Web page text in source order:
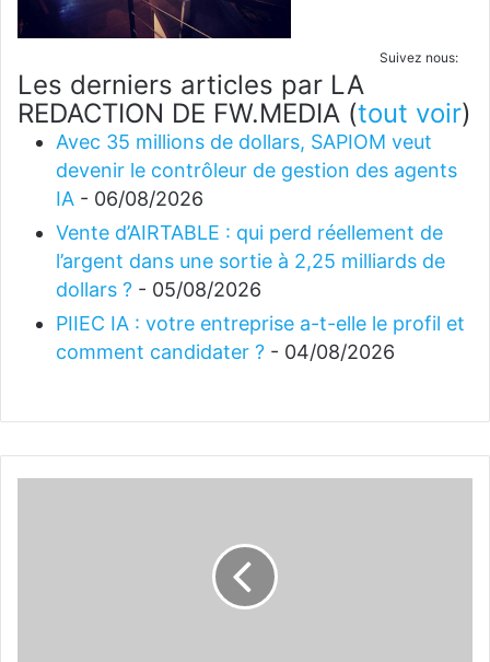
Suivez nous:
Les derniers articles par LA
REDACTION DE FW.MEDIA (tout voir)
Avec 35 millions de dollars, SAPIOM veut
devenir le contrôleur de gestion des agents
IA - 06/08/2026
Vente d’AIRTABLE : qui perd réellement de
l’argent dans une sortie à 2,25 milliards de
dollars ? - 05/08/2026
PIIEC IA : votre entreprise a-t-elle le profil et
comment candidater ? - 04/08/2026